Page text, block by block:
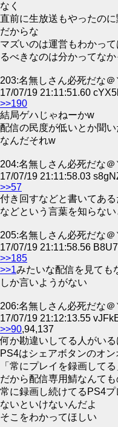
なく
直前に生放送もやったの
だからな
マズいのは運営もわかっ
るべきなのは分かってな
203:名無しさん必死だな＠
17/07/19 21:11:51.60
>>190
結局ゲハじゃねーかw
配信の民度が低いとか聞
なんだそれw
204:名無しさん必死だな＠
17/07/19 21:11:58.03
>>57
付き回すなどと書いてあ
などという言葉を知らな
205:名無しさん必死だな＠
17/07/19 21:11:58.56
>>185
>>1みたいな配信を見ても
しか言いようがない
206:名無しさん必死だな＠
17/07/19 21:12:13.55
>>90,94,137
何か勘違いしてる人がい
PS4はシェアボタンのオン
「常にプレイを録画して
だから配信専用鯖なんて
常に録画し続けてるPS4
ないといけないんだよ
そこをわかってほしい